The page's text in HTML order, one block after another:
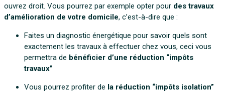
ouvrez droit. Vous pourrez par exemple opter pour des travaux
d’amélioration de votre domicile, c’est-à-dire que :
Faites un diagnostic énergétique pour savoir quels sont
exactement les travaux à effectuer chez vous, ceci vous
permettra de bénéficier d’une réduction “impôts
travaux”
Vous pourrez profiter de la réduction “impôts isolation”